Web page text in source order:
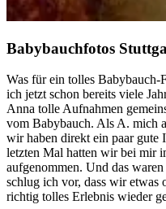
Babybauchfotos
Was für ein tolles
ich jetzt schon bereits viele
Anna tolle Aufnahmen
vom Babybauch. Als A. mich
wir haben direkt ein paar gute
letzten Mal hatten wir bei mir
aufgenommen. Und das
schlug ich vor, dass wir etwas
richtig tolles Erlebnis wieder